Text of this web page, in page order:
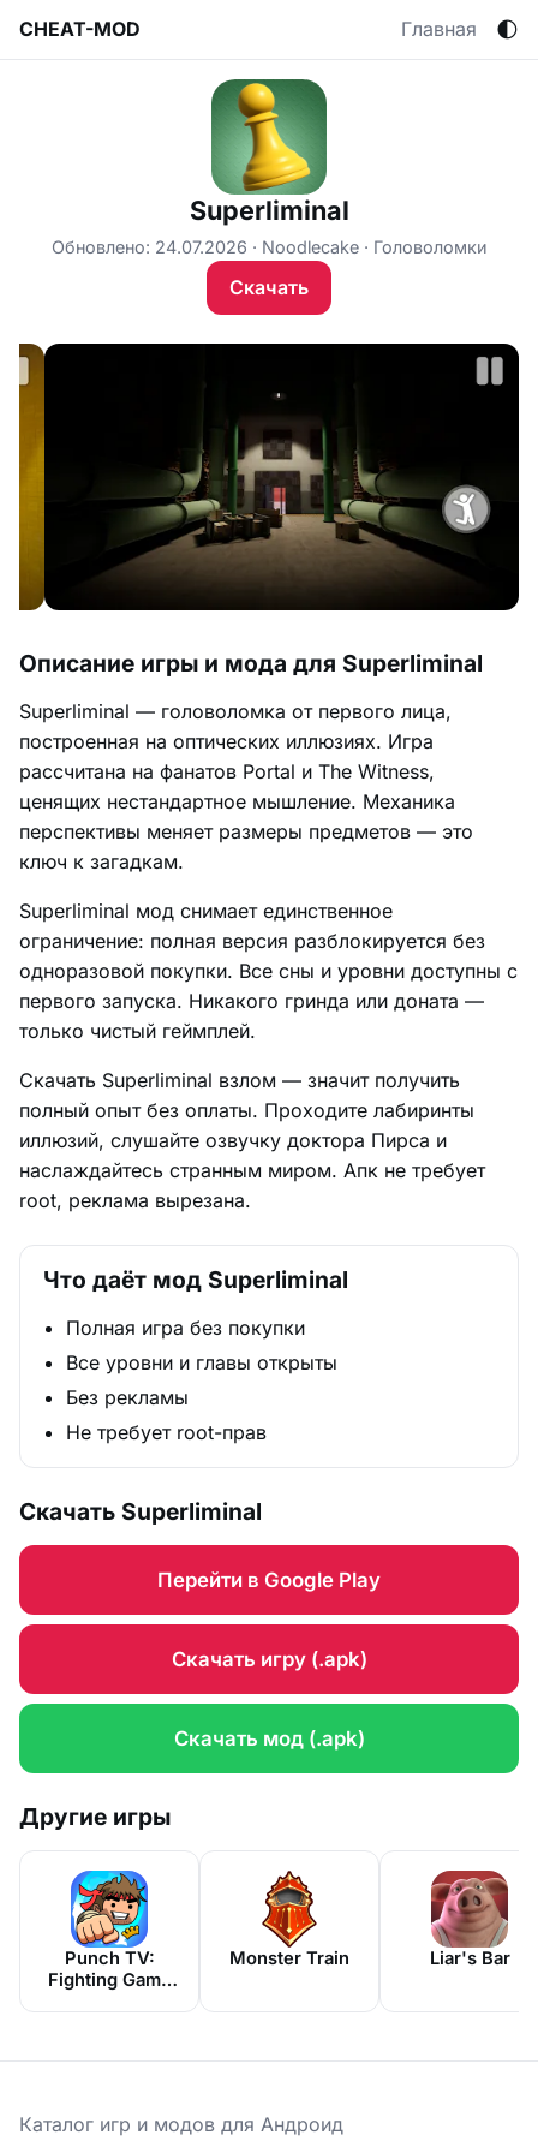
CHEAT-MOD Главная 🌓
Superliminal
Обновлено: 24.07.2026 Noodlecake Головоломки
Скачать
Описание игры и мода для Superliminal
Superliminal — головоломка от первого лица,
построенная на оптических иллюзиях. Игра
рассчитана на фанатов Portal и The Witness,
ценящих нестандартное мышление. Механика
перспективы меняет размеры предметов — это
ключ к загадкам.
Superliminal мод снимает единственное
ограничение: полная версия разблокируется без
одноразовой покупки. Все сны и уровни доступны с
первого запуска. Никакого гринда или доната —
только чистый геймплей.
Скачать Superliminal взлом — значит получить
полный опыт без оплаты. Проходите лабиринты
иллюзий, слушайте озвучку доктора Пирса и
наслаждайтесь странным миром. Апк не требует
root, реклама вырезана.
Что даёт мод Superliminal
Полная игра без покупки
Все уровни и главы открыты
Без рекламы
Не требует root-прав
Скачать Superliminal
Перейти в Google Play
Скачать игру (.apk)
Скачать мод (.apk)
Другие игры
Punch TV:
Fighting Game
Monster Train Liar's Bar
Каталог игр и модов для Андроид